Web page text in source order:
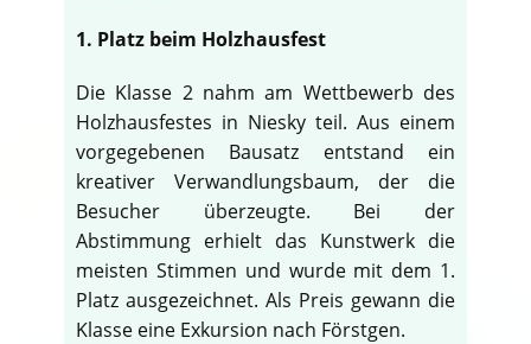
1. Platz beim Holzhausfest
Die Klasse 2 nahm am Wettbewerb des
Holzhausfestes in Niesky teil. Aus einem
vorgegebenen Bausatz entstand ein
kreativer Verwandlungsbaum, der die
Besucher überzeugte. Bei der
Abstimmung erhielt das Kunstwerk die
meisten Stimmen und wurde mit dem 1.
Platz ausgezeichnet. Als Preis gewann die
Klasse eine Exkursion nach Förstgen.